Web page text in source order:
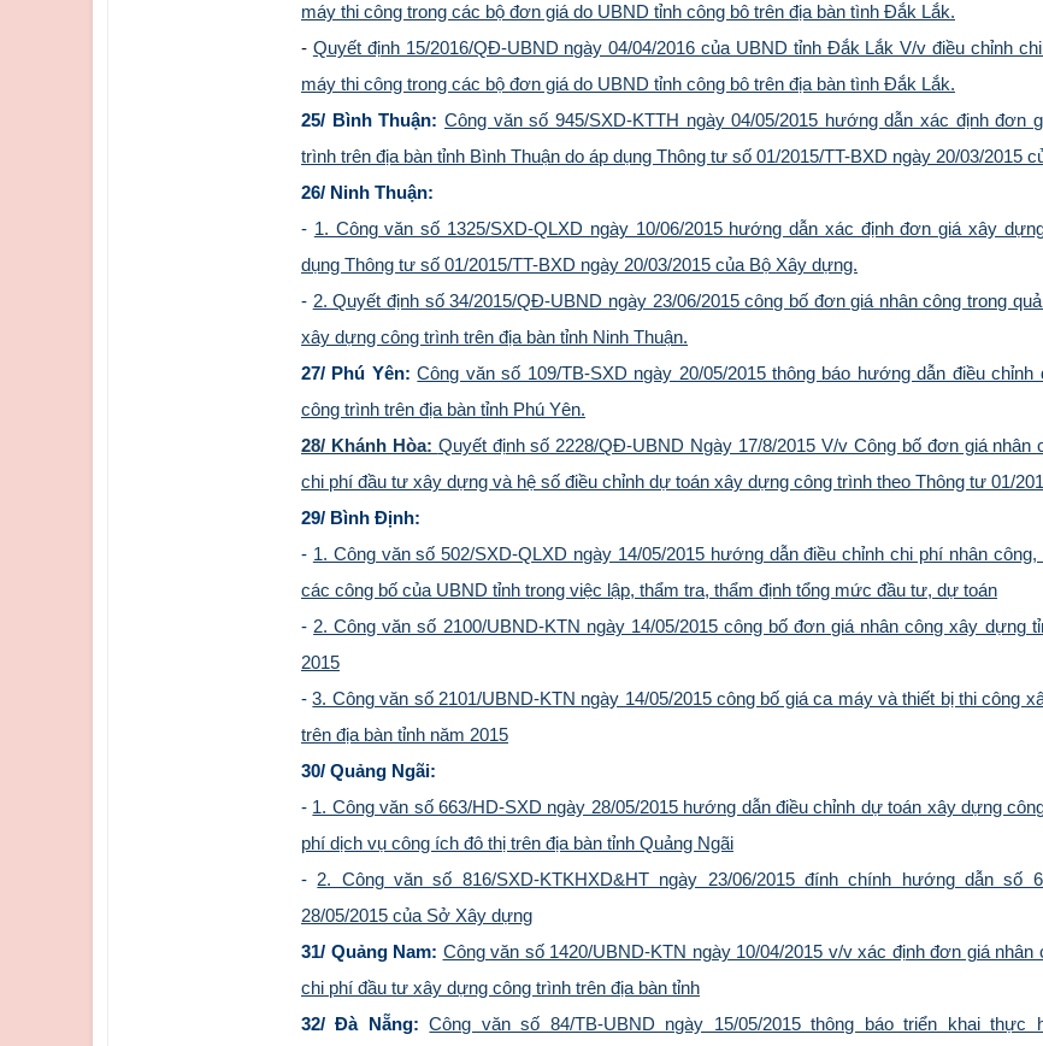
máy thi công trong các bộ đơn giá do UBND tỉnh công bô trên địa bàn tình Đắk Lắk.
- Quyết định 15/2016/QĐ-UBND ngày 04/04/2016 của UBND tỉnh Đắk Lắk V/v điều chỉnh
máy thi công trong các bộ đơn giá do UBND tỉnh công bô trên địa bàn tình Đắk Lắk.
25/ Bình Thuận: Công văn số 945/SXD-KTTH ngày 04/05/2015 hướng dẫn xác định đơn
trình trên địa bàn tỉnh Bình Thuận do áp dụng Thông tư số 01/2015/TT-BXD ngày 20/03/2015
26/ Ninh Thuận:
- 1. Công văn số 1325/SXD-QLXD ngày 10/06/2015 hướng dẫn xác định đơn giá xây
dụng Thông tư số 01/2015/TT-BXD ngày 20/03/2015 của Bộ Xây dựng.
- 2. Quyết định số 34/2015/QĐ-UBND ngày 23/06/2015 công bố đơn giá nhân công trong
xây dựng công trình trên địa bàn tỉnh Ninh Thuận.
27/ Phú Yên: Công văn số 109/TB-SXD ngày 20/05/2015 thông báo hướng dẫn điều
công trình trên địa bàn tỉnh Phú Yên.
28/ Khánh Hòa: Quyết định số 2228/QĐ-UBND Ngày 17/8/2015 V/v Công bố đơn giá nhân
chi phí đầu tư xây dựng và hệ số điều chỉnh dự toán xây dựng công trình theo Thông tư 01/
29/ Bình Định:
- 1. Công văn số 502/SXD-QLXD ngày 14/05/2015 hướng dẫn điều chỉnh chi phí nhân
các công bố của UBND tỉnh trong việc lập, thẩm tra, thẩm định tổng mức đầu tư, dự toán
- 2. Công văn số 2100/UBND-KTN ngày 14/05/2015 công bố đơn giá nhân công xây dựng
2015
-3. Công văn số 2101/UBND-KTN ngày 14/05/2015 công bố giá ca máy và thiết bị thi công
trên địa bàn tỉnh năm 2015
30/ Quảng Ngãi:
- 1. Công văn số 663/HD-SXD ngày 28/05/2015 hướng dẫn điều chỉnh dự toán xây dựng
phí dịch vụ công ích đô thị trên địa bàn tỉnh Quảng Ngãi
- 2. Công văn số 816/SXD-KTKHXD&HT ngày 23/06/2015 đính chính hướng dẫn số
28/05/2015 của Sở Xây dựng
31/ Quảng Nam: Công văn số 1420/UBND-KTN ngày 10/04/2015 v/v xác định đơn giá nhân
chi phí đầu tư xây dựng công trình trên địa bàn tỉnh
32/ Đà Nẵng: Công văn số 84/TB-UBND ngày 15/05/2015 thông báo triển khai thực